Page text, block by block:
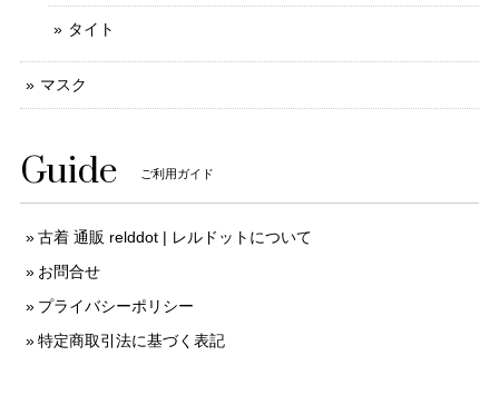
タイト
マスク
Guide ご利用ガイド
古着 通販 relddot | レルドットについて
お問合せ
プライバシーポリシー
特定商取引法に基づく表記